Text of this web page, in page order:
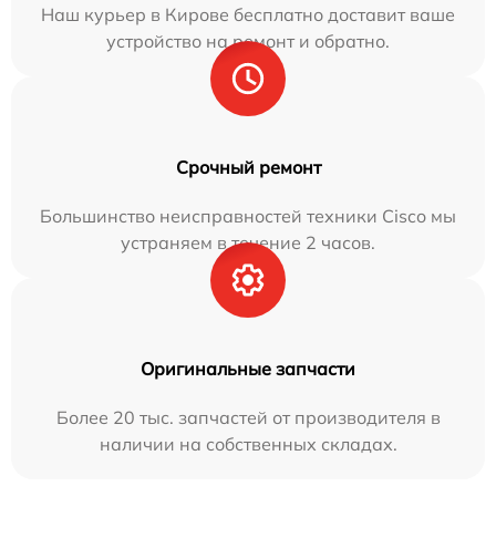
Наш курьер в Кирове бесплатно доставит ваше
устройство на ремонт и обратно.
Срочный ремонт
Большинство неисправностей техники Cisco мы
устраняем в течение 2 часов.
Оригинальные запчасти
Более 20 тыс. запчастей от производителя в
наличии на собственных складах.